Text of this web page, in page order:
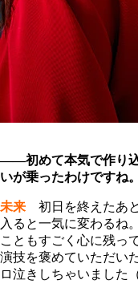
――初めて本気で作り
いが乗ったわけですね。
未来 初日を終えたあ
入ると一気に変わるね
こともすごく心に残っ
演技を褒めていただい
ロ泣きしちゃいました